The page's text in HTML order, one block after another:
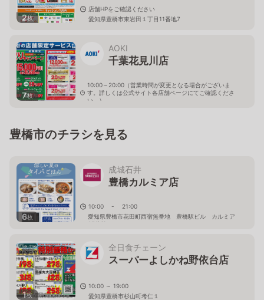
2枚
店舗HPをご確認ください
愛知県豊橋市東岩田１丁目11番地7
7枚
AOKI
千葉花見川店
10:00～20:00（営業時間が変更となる場合がございま
す。詳しくは公式サイト各店舗ページにてご確認くださ
い。）
豊橋市のチラシを見る
6枚
成城石井
豊橋カルミア店
10:00 - 21:00
愛知県豊橋市花田町西宿無番地 豊橋駅ビル カルミア
2F北館
1枚
全日食チェーン
スーパーよしかね野依台店
10:00 ～ 19:00
愛知県豊橋市杉山町考仁１